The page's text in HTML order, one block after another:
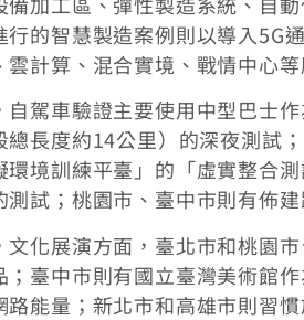
行的智慧製造案例則以導入5G
雲計算、混合實境、戰情中心等
自駕車驗證主要使用中型巴士
總長度約14公里）的深夜測試
環境訓練平臺」的「虛實整合
測試；桃園市、臺中市則有佈
文化展演方面，臺北市和桃園
；臺中市則有國立臺灣美術館
路能量；新北市和高雄市則習